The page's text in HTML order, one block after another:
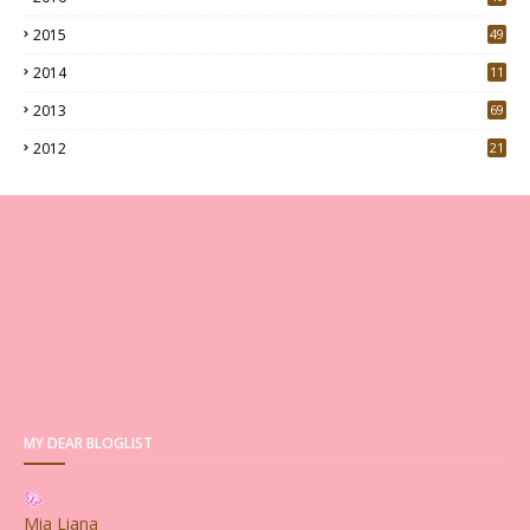
2015
49
2014 11
2013 69
2012 21
MY DEAR BLOGLIST
Mia Liana